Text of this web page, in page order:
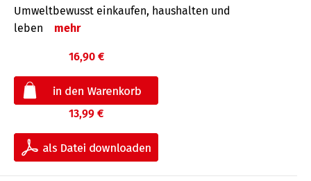
Umweltbewusst einkaufen, haushalten und
leben
mehr
16,90 €
13,99 €